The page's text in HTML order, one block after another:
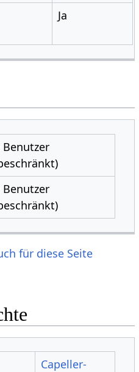
Ja
Benutzer
Benutzer
für diese Seite
Capeller-